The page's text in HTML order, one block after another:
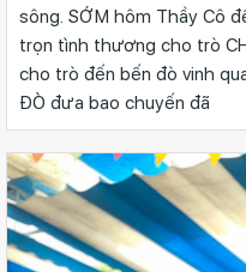
sông. SỚM hôm Thầy Cô
trọn tình thương cho trò
cho trò đến bến đò vinh
ĐÒ đưa bao chuyến đã